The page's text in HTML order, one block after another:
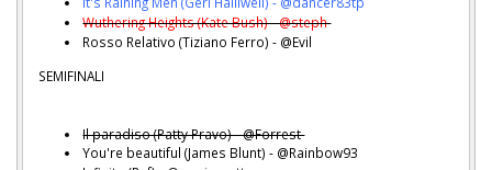
Wuthering Heights (Kate Bush) - @steph
Rosso Relativo (Tiziano Ferro) - @Evil
SEMIFINALI
Il paradiso (Patty Pravo) - @Forrest
You're beautiful (James Blunt) - @Rainbow93